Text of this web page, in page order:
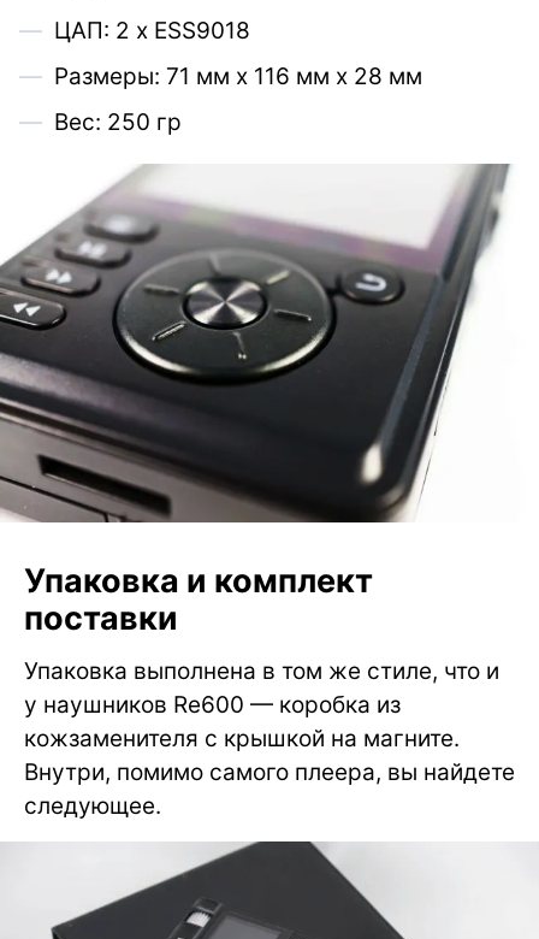
ЦАП: 2 х ESS9018
Размеры: 71 мм х 116 мм х 28 мм
Вес: 250 гр
Упаковка и комплект
поставки
Упаковка выполнена в том же стиле, что и
у наушников Re600 — коробка из
кожзаменителя с крышкой на магните.
Внутри, помимо самого плеера, вы найдете
следующее.